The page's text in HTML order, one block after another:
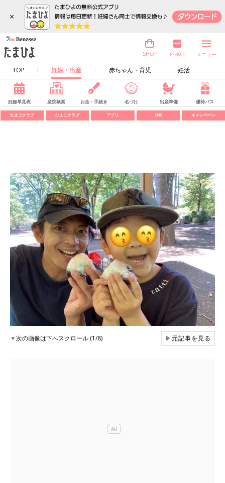
×
TOP 妊娠・出産 赤ちゃん・育児 妊活
SHOP 内祝い メニュー
妊娠早見表 産院検索 お金・手続き 名づけ 出産準備 優待パス
たまごクラブ ひよこクラブ アプリ SNS キャンペーン
▼次の画像は下へスクロール (1/8) ▶元記事を見る